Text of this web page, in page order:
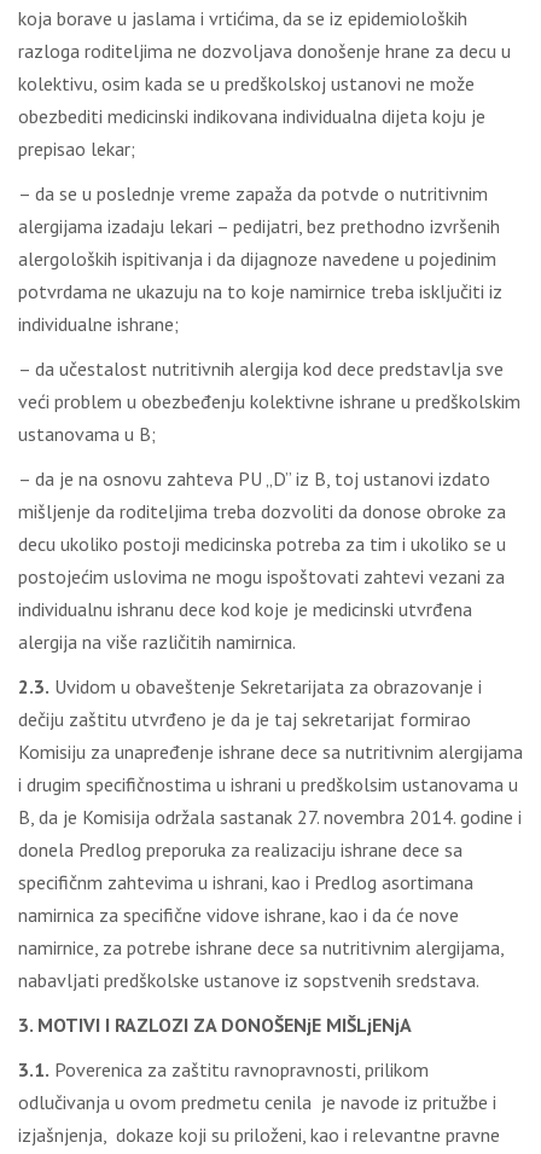
koja borave u jaslama i vrtićima, da se iz epidemioloških
razloga roditeljima ne dozvoljava donošenje hrane za decu u
kolektivu, osim kada se u predškolskoj ustanovi ne može
obezbediti medicinski indikovana individualna dijeta koju je
prepisao lekar;
– da se u poslednje vreme zapaža da potvde o nutritivnim
alergijama izadaju lekari – pedijatri, bez prethodno izvršenih
alergoloških ispitivanja i da dijagnoze navedene u pojedinim
potvrdama ne ukazuju na to koje namirnice treba isključiti iz
individualne ishrane;
– da učestalost nutritivnih alergija kod dece predstavlja sve
veći problem u obezbeđenju kolektivne ishrane u predškolskim
ustanovama u B;
– da je na osnovu zahteva PU „D” iz B, toj ustanovi izdato
mišljenje da roditeljima treba dozvoliti da donose obroke za
decu ukoliko postoji medicinska potreba za tim i ukoliko se u
postojećim uslovima ne mogu ispoštovati zahtevi vezani za
individualnu ishranu dece kod koje je medicinski utvrđena
alergija na više različitih namirnica.
2.3. Uvidom u obaveštenje Sekretarijata za obrazovanje i
dečiju zaštitu utvrđeno je da je taj sekretarijat formirao
Komisiju za unapređenje ishrane dece sa nutritivnim alergijama
i drugim specifičnostima u ishrani u predškolsim ustanovama u
B, da je Komisija održala sastanak 27. novembra 2014. godine i
donela Predlog preporuka za realizaciju ishrane dece sa
specifičnm zahtevima u ishrani, kao i Predlog asortimana
namirnica za specifične vidove ishrane, kao i da će nove
namirnice, za potrebe ishrane dece sa nutritivnim alergijama,
nabavljati predškolske ustanove iz sopstvenih sredstava.
3. MOTIVI I RAZLOZI ZA DONOŠENjE MIŠLjENjA
3.1. Poverenica za zaštitu ravnopravnosti, prilikom
odlučivanja u ovom predmetu cenila je navode iz pritužbe i
izjašnjenja, dokaze koji su priloženi, kao i relevantne pravne